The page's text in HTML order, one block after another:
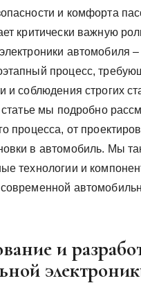
и комфорта
критически важную
автомобиля –
процесс,
и соблюдения строгих
статье мы подробно
процесса, от
в автомобиль. Мы
технологии и
и